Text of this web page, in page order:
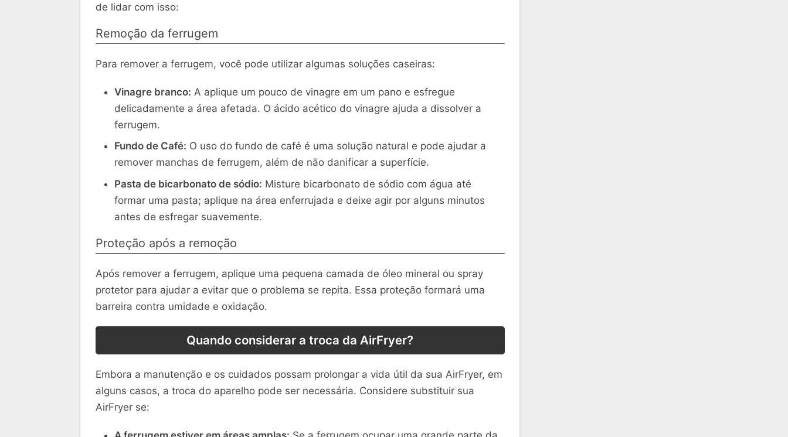
de lidar com isso:
Remoção da ferrugem
Para remover a ferrugem, você pode utilizar algumas soluções caseiras:
Vinagre branco: A aplique um pouco de vinagre em um pano e esfregue
delicadamente a área afetada. O ácido acético do vinagre ajuda a dissolver a
ferrugem.
Fundo de Café: O uso do fundo de café é uma solução natural e pode ajudar a
remover manchas de ferrugem, além de não danificar a superfície.
Pasta de bicarbonato de sódio: Misture bicarbonato de sódio com água até
formar uma pasta; aplique na área enferrujada e deixe agir por alguns minutos
antes de esfregar suavemente.
Proteção após a remoção
Após remover a ferrugem, aplique uma pequena camada de óleo mineral ou spray
protetor para ajudar a evitar que o problema se repita. Essa proteção formará uma
barreira contra umidade e oxidação.
Quando considerar a troca da AirFryer?
Embora a manutenção e os cuidados possam prolongar a vida útil da sua AirFryer, em
alguns casos, a troca do aparelho pode ser necessária. Considere substituir sua
AirFryer se: